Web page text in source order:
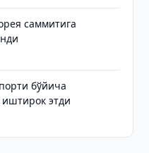
саммитига
бўйича
этди